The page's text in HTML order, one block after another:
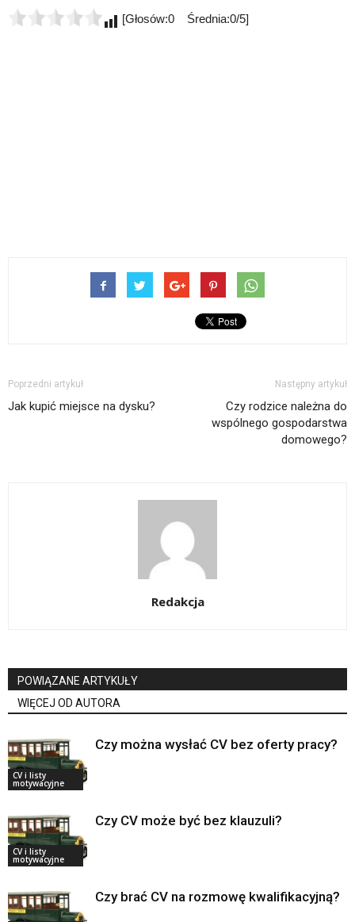
[Głosów:0 Średnia:0/5]
Poprzedni artykuł
Jak kupić miejsce na dysku?
Następny artykuł
Czy rodzice należna do
wspólnego gospodarstwa
domowego?
Redakcja
POWIĄZANE ARTYKUŁY
WIĘCEJ OD AUTORA
CV i listy
motywacyjne
Czy można wysłać CV bez oferty pracy?
CV i listy
motywacyjne
Czy CV może być bez klauzuli?
Czy brać CV na rozmowę kwalifikacyjną?